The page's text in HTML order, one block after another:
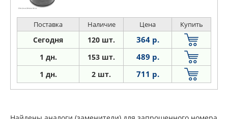
Поставка Наличие Цена Купить
Сегодня 120 шт. 364 р.
1 дн. 153 шт. 489 р.
1 дн. 2 шт. 711 р.